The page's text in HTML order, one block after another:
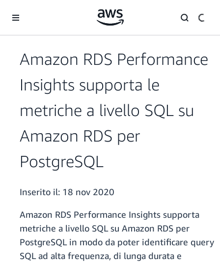
Amazon RDS Performance
Insights supporta le
metriche a livello SQL su
Amazon RDS per
PostgreSQL
Inserito il: 18 nov 2020
Amazon RDS Performance Insights supporta
metriche a livello SQL su Amazon RDS per
PostgreSQL in modo da poter identificare query
SQL ad alta frequenza, di lunga durata e